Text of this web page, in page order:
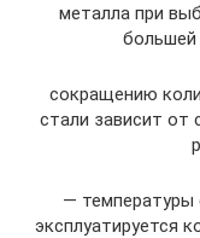
металла при
большей
сокращению
стали зависит
— температуры
эксплуатируется